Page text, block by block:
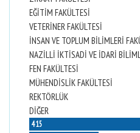
EĞİTİM FAKÜLTESİ
VETERİNER FAKÜLTESİ
İNSAN VE TOPLUM BİLİMLERİ
NAZİLLİ İKTİSADİ VE İDARİ
FEN FAKÜLTESİ
MÜHENDİSLİK FAKÜLTESİ
REKTÖRLÜK
DİĞER
415